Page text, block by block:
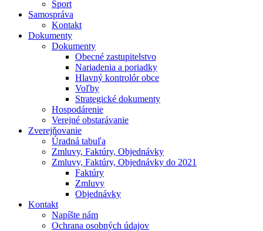
Šport
Samospráva
Kontakt
Dokumenty
Dokumenty
Obecné zastupitelstvo
Nariadenia a poriadky
Hlavný kontrolór obce
Voľby
Strategické dokumenty
Hospodárenie
Verejné obstarávanie
Zverejňovanie
Úradná tabuľa
Zmluvy, Faktúry, Objednávky
Zmluvy, Faktúry, Objednávky do 2021
Faktúry
Zmluvy
Objednávky
Kontakt
Napíšte nám
Ochrana osobných údajov